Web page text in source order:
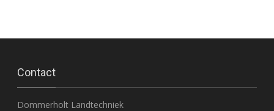
Contact
Dommerholt Landtechniek